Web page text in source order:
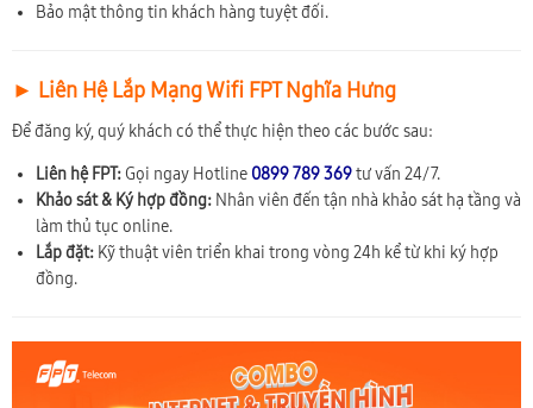
Bảo mật thông tin khách hàng tuyệt đối.
► Liên Hệ Lắp Mạng Wifi FPT Nghĩa Hưng
Để đăng ký, quý khách có thể thực hiện theo các bước sau:
Liên hệ FPT: Gọi ngay Hotline 0899 789 369tư vấn 24/7.
Khảo sát & Ký hợp đồng: Nhân viên đến tận nhà khảo sát hạ tầng và
làm thủ tục online.
Lắp đặt: Kỹ thuật viên triển khai trong vòng 24h kể từ khi ký hợp
đồng.